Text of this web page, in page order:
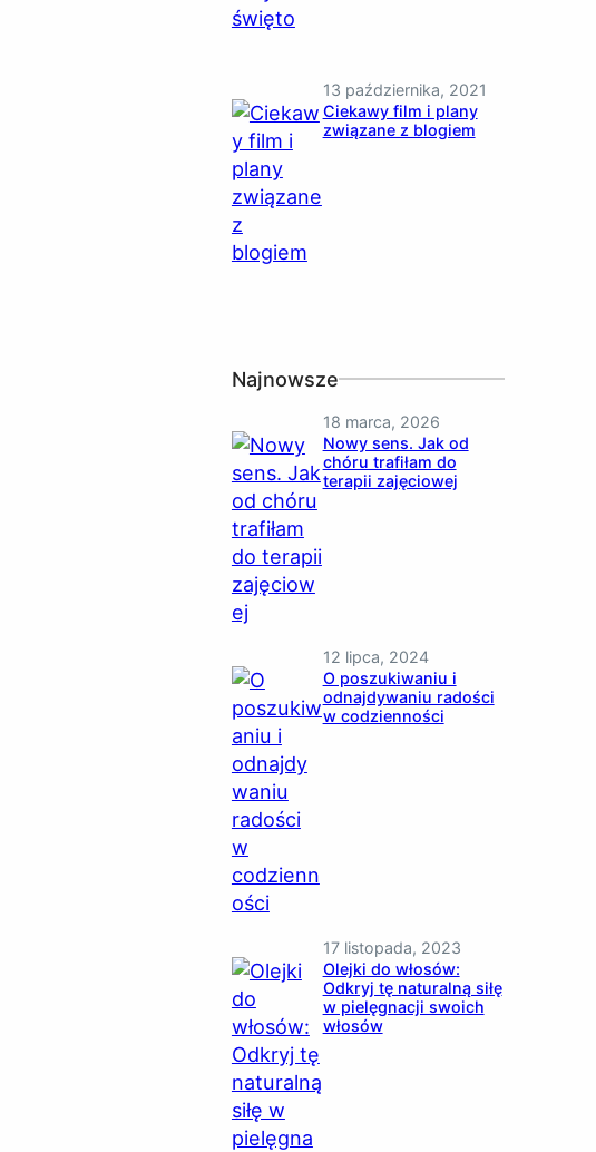
13 października, 2021
Ciekawy film i plany
związane z blogiem
Najnowsze
18 marca, 2026
Nowy sens. Jak od
chóru trafiłam do
terapii zajęciowej
12 lipca, 2024
O poszukiwaniu i
odnajdywaniu radości
w codzienności
17 listopada, 2023
Olejki do włosów:
Odkryj tę naturalną siłę
w pielęgnacji swoich
włosów